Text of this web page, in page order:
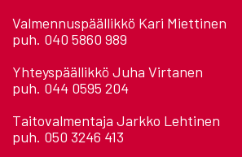
Valmennuspäällikkö Kari Miettinen
puh. 040 5860 989
Yhteyspäällikkö Juha Virtanen
puh. 044 0595 204
Taitovalmentaja Jarkko Lehtinen
puh. 050 3246 413